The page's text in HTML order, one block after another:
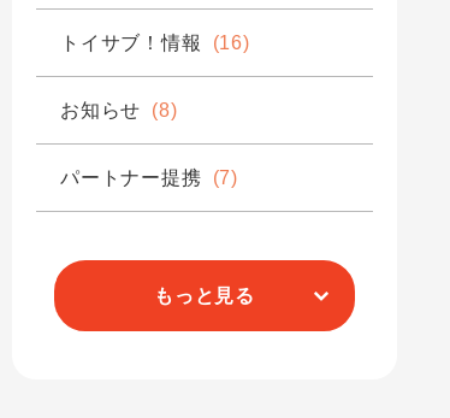
トイサブ！情報 (16)
お知らせ (8)
パートナー提携 (7)
もっと見る